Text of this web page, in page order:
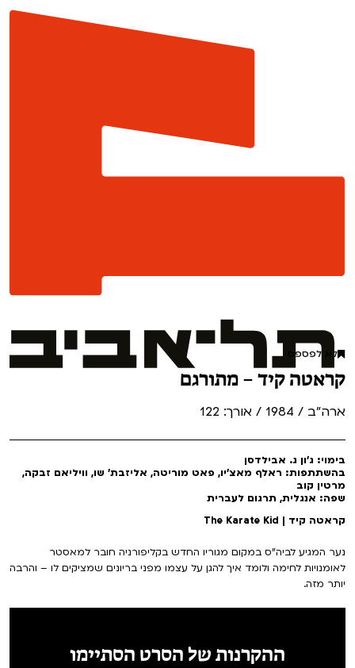
קראטה קיד – מתורגם
ארה"ב / 1984 / אורך: 122
לא לפספס
בימוי: ג'ון ג. אבילדסן
בהשתתפות: ראלף מאצ'יו, פאט מוריטה, אליזבת' שו, וויליאם זבקה,
מרטין קוב
שפה: אנגלית, תרגום לעברית
קראטה קיד | The Karate Kid
נער המגיע לביה"ס במקום מגוריו החדש בקליפורניה חובר למאסטר
לאומנויות לחימה ולומד איך להגן על עצמו מפני בריונים שמציקים לו – והרבה
יותר מזה.
ההקרנות של הסרט הסתיימו